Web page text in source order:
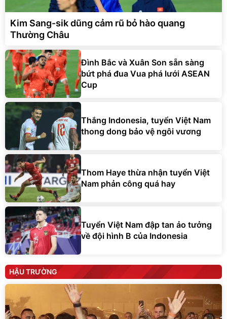
Kim Sang-sik dũng cảm rũ bỏ hào quang
Thường Châu
Đình Bắc và Xuân Son sẵn sàng
bứt phá đua Vua phá lưới ASEAN
Cup
Thắng Indonesia, tuyển Việt Nam
thong dong bảo vệ ngôi vương
Thom Haye thừa nhận tuyển Việt
Nam phản công quá hay
Tuyển Việt Nam đập tan ảo tưởng
về đội hình B của Indonesia
HẬU TRƯỜNG